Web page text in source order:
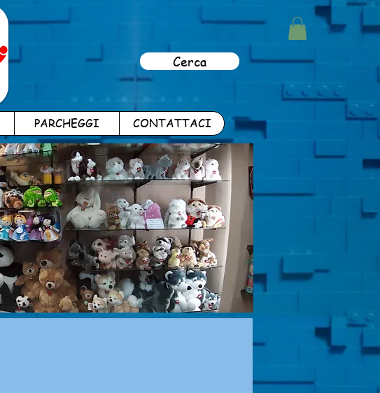
Cerca
PARCHEGGI CONTATTACI